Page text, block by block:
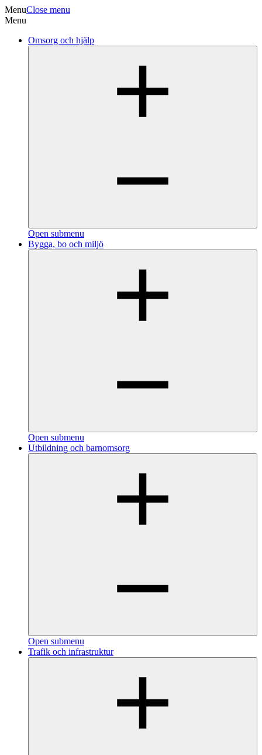
MenuClose menu
Menu
Omsorg och hjälp
Open submenu
Bygga, bo och miljö
Open submenu
Utbildning och barnomsorg
Open submenu
Trafik och infrastruktur